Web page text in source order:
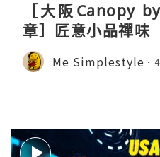
［大阪Canopy
章］匠意小品禪味
Me Simplestyle